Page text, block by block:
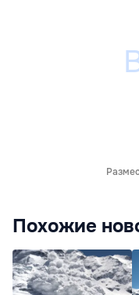
Похожие